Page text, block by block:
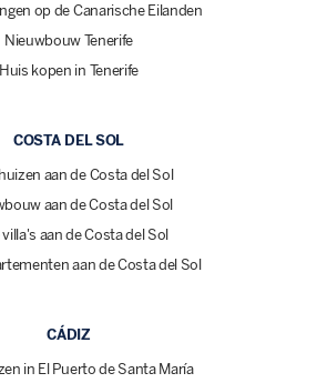
op de Canarische Eilanden
Nieuwbouw Tenerife
Huis kopen in Tenerife
COSTA DEL SOL
aan de Costa del Sol
aan de Costa del Sol
villa's aan de Costa del Sol
aan de Costa del Sol
CÁDIZ
in El Puerto de Santa María